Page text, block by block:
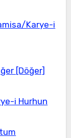
Karye-i
[Döğer]
i Hurhun